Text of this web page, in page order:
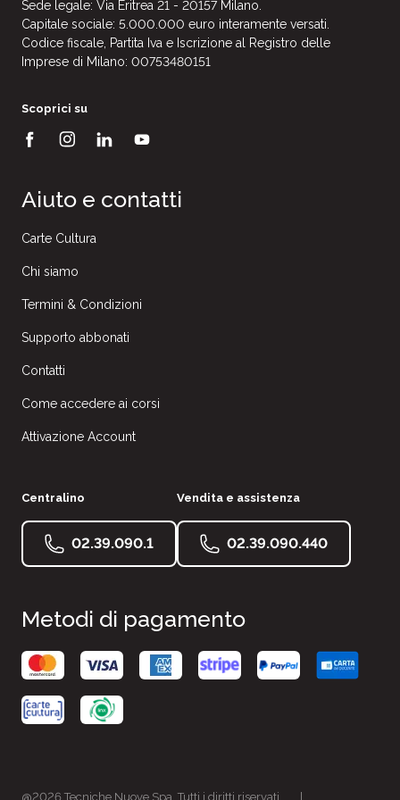
Sede legale: Via Eritrea 21 - 20157 Milano.
Capitale sociale: 5.000.000 euro interamente versati.
Codice fiscale, Partita Iva e Iscrizione al Registro delle
Imprese di Milano: 00753480151
Scoprici su
Aiuto e contatti
Carte Cultura
Chi siamo
Termini & Condizioni
Supporto abbonati
Contatti
Come accedere ai corsi
Attivazione Account
Centralino
02.39.090.1
Vendita e assistenza
02.39.090.440
Metodi di pagamento
@2026 Tecniche Nuove Spa. Tutti i diritti riservati.